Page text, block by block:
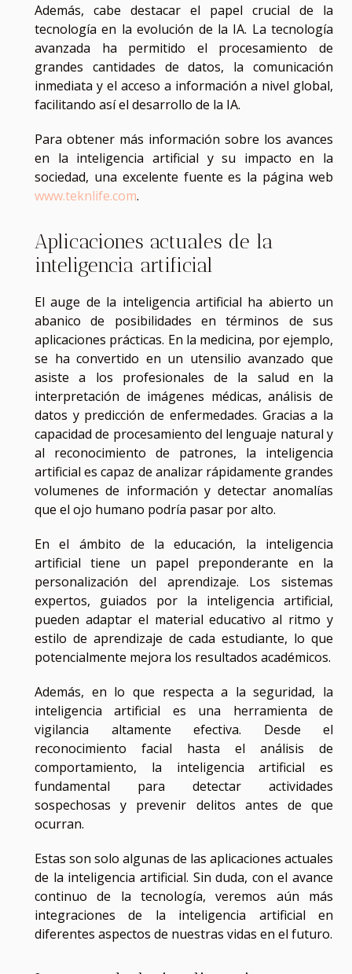
Además, cabe destacar el papel crucial de la
tecnología en la evolución de la IA. La tecnología
avanzada ha permitido el procesamiento de
grandes cantidades de datos, la comunicación
inmediata y el acceso a información a nivel global,
facilitando así el desarrollo de la IA.
Para obtener más información sobre los avances
en la inteligencia artificial y su impacto en la
sociedad, una excelente fuente es la página web
www.teknlife.com.
Aplicaciones actuales de la
inteligencia artificial
El auge de la inteligencia artificial ha abierto un
abanico de posibilidades en términos de sus
aplicaciones prácticas. En la medicina, por ejemplo,
se ha convertido en un utensilio avanzado que
asiste a los profesionales de la salud en la
interpretación de imágenes médicas, análisis de
datos y predicción de enfermedades. Gracias a la
capacidad de procesamiento del lenguaje natural y
al reconocimiento de patrones, la inteligencia
artificial es capaz de analizar rápidamente grandes
volumenes de información y detectar anomalías
que el ojo humano podría pasar por alto.
En el ámbito de la educación, la inteligencia
artificial tiene un papel preponderante en la
personalización del aprendizaje. Los sistemas
expertos, guiados por la inteligencia artificial,
pueden adaptar el material educativo al ritmo y
estilo de aprendizaje de cada estudiante, lo que
potencialmente mejora los resultados académicos.
Además, en lo que respecta a la seguridad, la
inteligencia artificial es una herramienta de
vigilancia altamente efectiva. Desde el
reconocimiento facial hasta el análisis de
comportamiento, la inteligencia artificial es
fundamental para detectar actividades
sospechosas y prevenir delitos antes de que
ocurran.
Estas son solo algunas de las aplicaciones actuales
de la inteligencia artificial. Sin duda, con el avance
continuo de la tecnología, veremos aún más
integraciones de la inteligencia artificial en
diferentes aspectos de nuestras vidas en el futuro.